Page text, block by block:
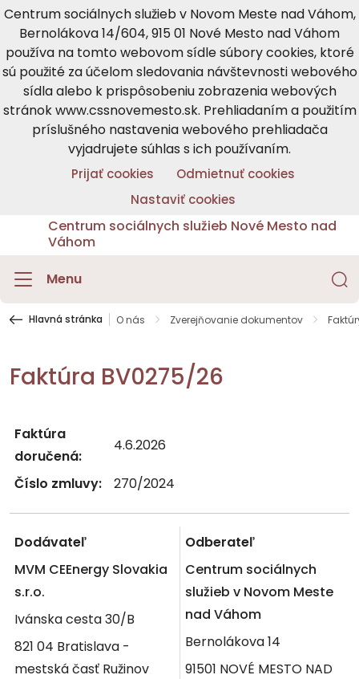
Centrum sociálnych služieb v Novom Meste nad Váhom,
Bernolákova 14/604, 915 01 Nové Mesto nad Váhom
používa na tomto webovom sídle súbory cookies, ktoré
sú použité za účelom sledovania návštevnosti webového
sídla alebo k prispôsobeniu zobrazenia webových
stránok www.cssnovemesto.sk. Prehliadaním a použitím
príslušného nastavenia webového prehliadača
vyjadrujete súhlas s ich používaním.
Prijať cookies
Odmietnuť cookies
Nastaviť cookies
Centrum sociálnych služieb Nové Mesto nad
Váhom
Menu
Hlavná stránka O nás Zverejňovanie dokumentov
Faktúra BV0275/26
Faktúra
doručená:
4.6.2026
Číslo zmluvy: 270/2024
Dodávateľ
MVM CEEnergy Slovakia
s.r.o.
Ivánska cesta 30/B
821 04 Bratislava -
mestská časť Ružinov
Odberateľ
Centrum sociálnych
služieb v Novom Meste
nad Váhom
Bernolákova 14
91501 NOVÉ MESTO NAD